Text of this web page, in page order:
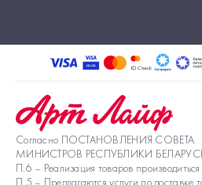
Согласно ПОСТАНОВЛЕНИЯ СОВЕТА
МИНИСТРОВ РЕСПУБЛИКИ БЕЛАРУСЬ
П.6 – Реализация товаров производиться
П.5 – Предлагаются услуги по доставке